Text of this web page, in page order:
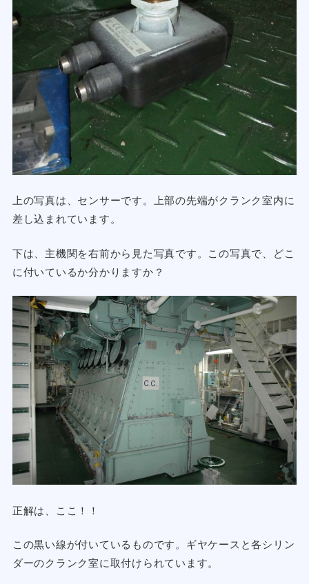
上の写真は、センサーです。上部の先端がクランク室内に
差し込まれています。
下は、主機関を右前から見た写真です。この写真で、どこ
に付いているか分かりますか？
正解は、ここ！！
この黒い線が付いているものです。ギヤケースと各シリン
ダーのクランク室に取付けられています。